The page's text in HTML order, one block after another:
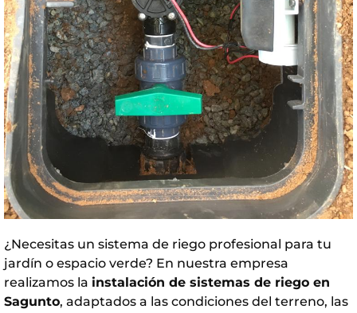
¿Necesitas un sistema de riego profesional para tu
jardín o espacio verde? En nuestra empresa
realizamos la instalación de sistemas de riego en
Sagunto, adaptados a las condiciones del terreno, las